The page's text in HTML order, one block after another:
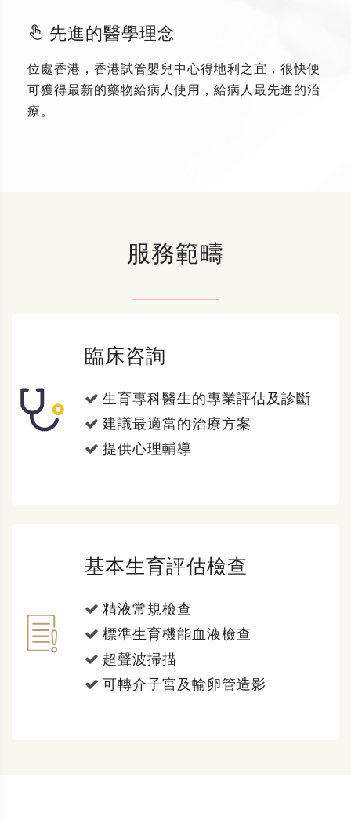
先進的醫學理念
位處香港，香港試管嬰兒中心得地利之宜，很快便
可獲得最新的藥物給病人使用，給病人最先進的治
療。
服務範疇
臨床咨詢
生育專科醫生的專業評估及診斷
建議最適當的治療方案
提供心理輔導
基本生育評估檢查
精液常規檢查
標準生育機能血液檢查
超聲波掃描
可轉介子宮及輸卵管造影